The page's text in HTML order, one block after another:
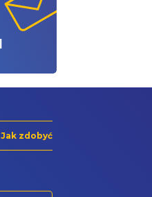
Jak zdobyć